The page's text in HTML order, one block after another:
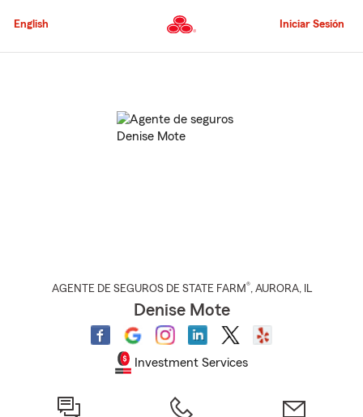
al
principal
English Iniciar Sesión
AGENTE DE SEGUROS DE STATE FARM®, AURORA, IL
Denise Mote
Investment Services